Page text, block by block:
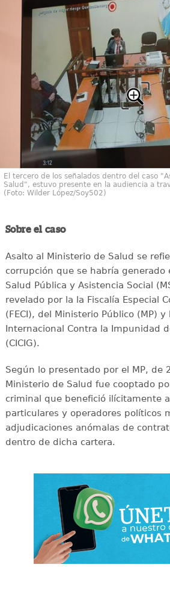
El tercero de los señalados dentro del caso
Salud", estuvo presente en la audiencia a
(Foto: Wilder López/Soy502)
Sobre el caso
Asalto al Ministerio de Salud se
corrupción que se habría generado
Salud Pública y Asistencia Social
revelado por la la Fiscalía Especial
(FECI), del Ministerio Público (MP)
Internacional Contra la Impunidad
(CICIG).
Según lo presentado por el MP, de
Ministerio de Salud fue cooptado
criminal que benefició ilícitamente
particulares y operadores políticos
adjudicaciones anómalas de
dentro de dicha cartera.